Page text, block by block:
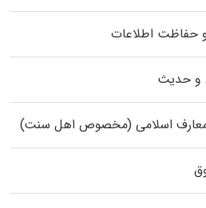
حفاظت اطلاعات
و حدیث
معارف اسلامی (مخصوص اهل سنت)